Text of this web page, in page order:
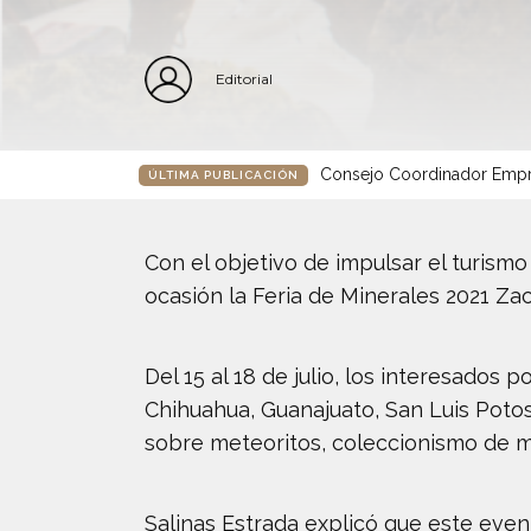
Editorial
ÚLTIMA PUBLICACIÓN Consejo Coordinador
Con el objetivo de impulsar el
ocasión la Feria de Minerales 2021
Del 15 al 18 de julio, los interesados
Chihuahua, Guanajuato, San Luis
sobre meteoritos, coleccionismo de
Salinas Estrada explicó que este